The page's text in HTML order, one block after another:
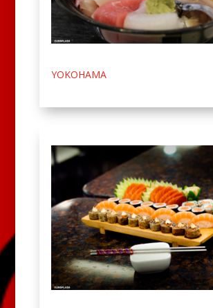
YOKOHAMA